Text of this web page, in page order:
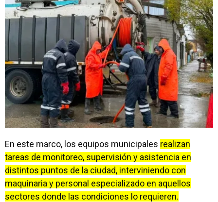
En este marco, los equipos municipales realizan
tareas de monitoreo, supervisión y asistencia en
distintos puntos de la ciudad, interviniendo con
maquinaria y personal especializado en aquellos
sectores donde las condiciones lo requieren.